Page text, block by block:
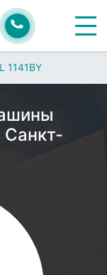
1141BY
Санкт-